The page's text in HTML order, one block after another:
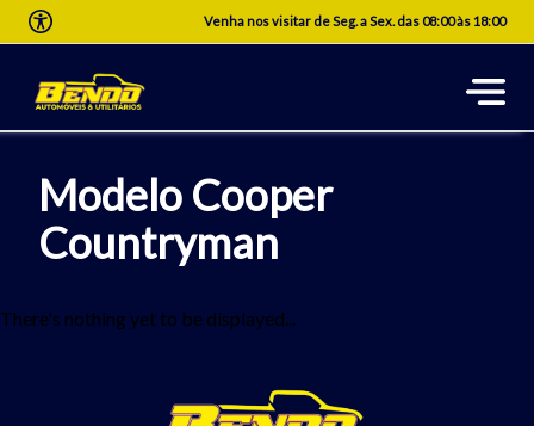
Venha nos visitar de Seg. a Sex. das 08:00 às 18:00
Modelo Cooper
Countryman
There's nothing yet to be displayed...